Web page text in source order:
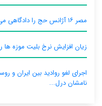
مصر ۱۶ آژانس حج را دادگاهی می‌کند
زیان افزایش نرخ بلیت موزه ها
اجرای لغو روادید بین ایران و
نامشان درل...